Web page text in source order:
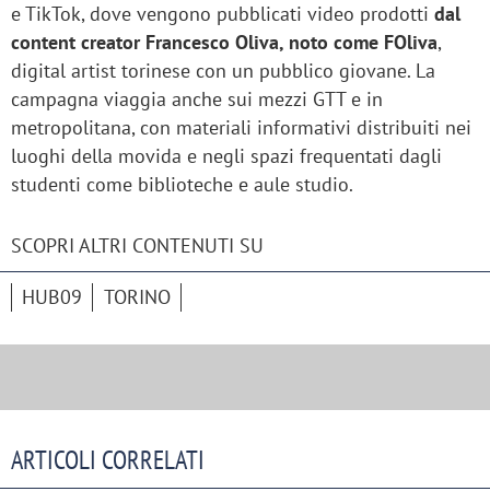
e TikTok, dove vengono pubblicati video prodotti dal
content creator Francesco Oliva, noto come FOliva,
digital artist torinese con un pubblico giovane. La
campagna viaggia anche sui mezzi GTT e in
metropolitana, con materiali informativi distribuiti nei
luoghi della movida e negli spazi frequentati dagli
studenti come biblioteche e aule studio.
SCOPRI ALTRI CONTENUTI SU
HUB09 TORINO
ARTICOLI CORRELATI